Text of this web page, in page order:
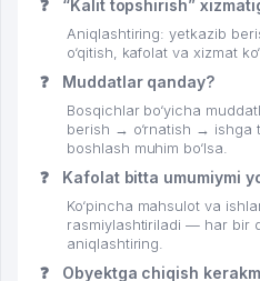
❓ “Kalit topshirish”
Aniqlashtiring: yetkazib
o‘qitish, kafolat va xizmat
❓ Muddatlar qanday?
Bosqichlar bo‘yicha
berish → o‘rnatish → ishga
boshlash muhim bo‘lsa.
❓ Kafolat bitta umumiymi
Ko‘pincha mahsulot va
rasmiylashtiriladi — har bir
aniqlashtiring.
❓ Obyektga chiqish